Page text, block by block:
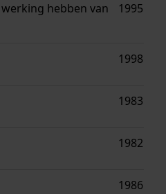
hebben van 1995
1998
1983
1982
1986